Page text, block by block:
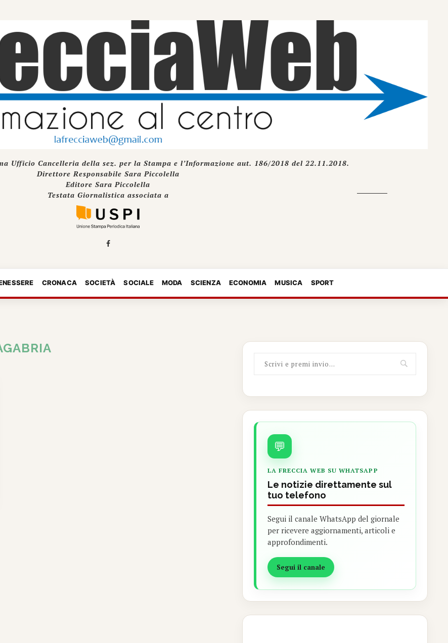
Ufficio Cancelleria della sez. per la Stampa e l’Informazione aut. 186/2018 del 22.11.2018.
Direttore Responsabile Sara Piccolella
Editore Sara Piccolella
Testata Giornalistica associata a
CRONACA SOCIETÀ SOCIALE MODA SCIENZA ECONOMIA MUSICA SPORT
💬
LA FRECCIA WEB SU WHATSAPP
Le notizie direttamente sul
tuo telefono
Segui il canale WhatsApp del giornale
per ricevere aggiornamenti, articoli e
approfondimenti.
Segui il canale